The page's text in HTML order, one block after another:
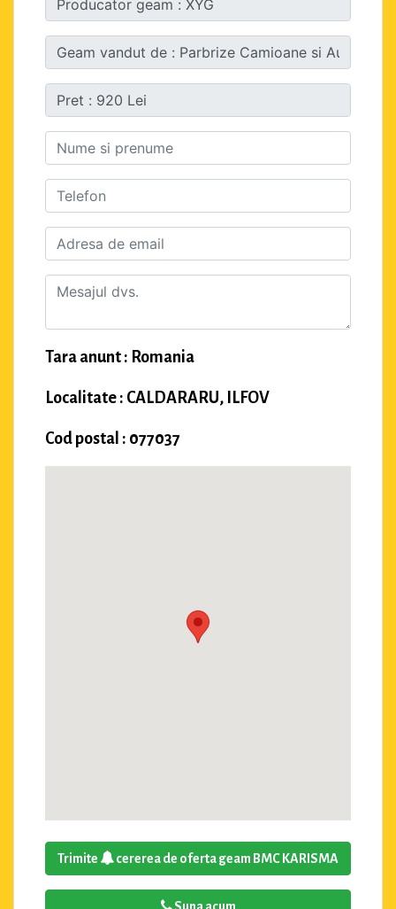
Tara anunt : Romania
Localitate : CALDARARU, ILFOV
Cod postal : 077037
Trimite cererea de oferta geam BMC KARISMA
Suna acum